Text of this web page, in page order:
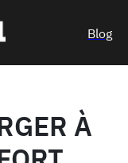
Blog
À